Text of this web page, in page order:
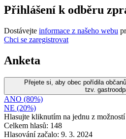
Přihlášení k odběru
Dostávejte informace z našeho webu
Chci se zaregistrovat
Anketa
Přejete si, aby obec pořídila
tzv.
ANO (80%)
NE (20%)
Hlasujte kliknutím na jednu z možností
Celkem hlasů: 148
Hlasování začalo: 9. 3. 2024